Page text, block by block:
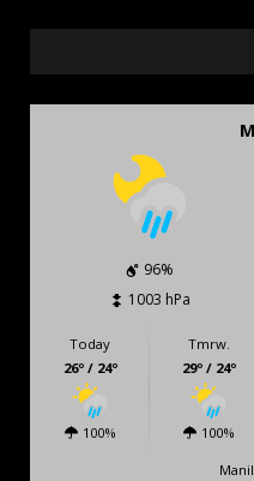
96%
1003 hPa
Today
26º / 24º
100%
Tmrw.
29º / 24º
100%